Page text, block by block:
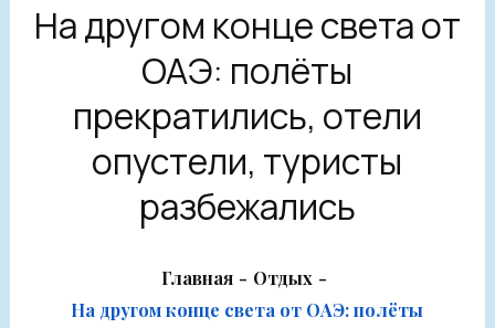
На другом конце света от
ОАЭ: полёты
прекратились, отели
опустели, туристы
разбежались
Главная
Отдых
На другом конце света от ОАЭ: полёты